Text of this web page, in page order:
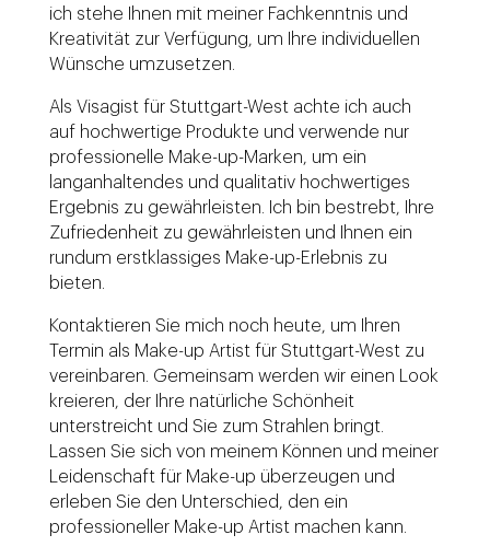
ich stehe Ihnen mit meiner Fachkenntnis und
Kreativität zur Verfügung, um Ihre individuellen
Wünsche umzusetzen.
Als Visagist für Stuttgart-West achte ich auch
auf hochwertige Produkte und verwende nur
professionelle Make-up-Marken, um ein
langanhaltendes und qualitativ hochwertiges
Ergebnis zu gewährleisten. Ich bin bestrebt, Ihre
Zufriedenheit zu gewährleisten und Ihnen ein
rundum erstklassiges Make-up-Erlebnis zu
bieten.
Kontaktieren Sie mich noch heute, um Ihren
Termin als Make-up Artist für Stuttgart-West zu
vereinbaren. Gemeinsam werden wir einen Look
kreieren, der Ihre natürliche Schönheit
unterstreicht und Sie zum Strahlen bringt.
Lassen Sie sich von meinem Können und meiner
Leidenschaft für Make-up überzeugen und
erleben Sie den Unterschied, den ein
professioneller Make-up Artist machen kann.